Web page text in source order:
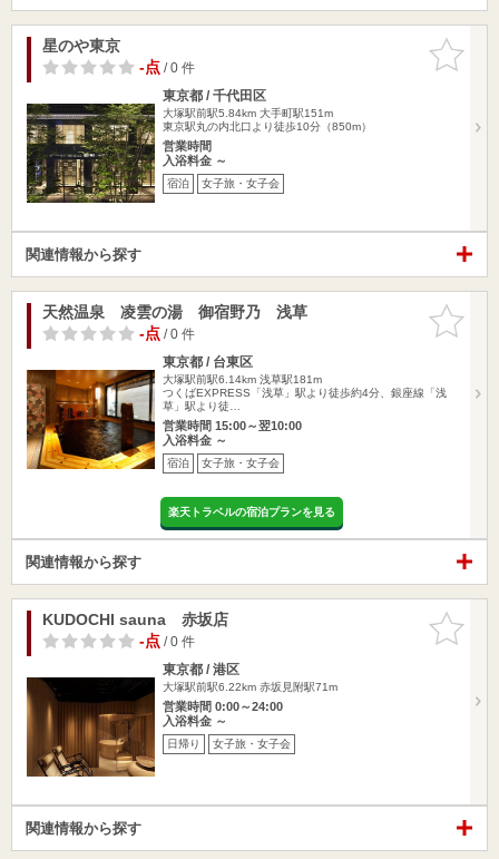
お気に入
りに追加
星のや東京
-点/ 0 件
東京都 / 千代田区
大塚駅前駅5.84km 大手町駅151m
東京駅丸の内北口より徒歩10分（850m）
営業時間
入浴料金 ～
宿泊 女子旅・女子会
関連情報から探す
お気に入
りに追加
天然温泉 凌雲の湯 御宿野乃 浅草
-点/ 0 件
東京都 / 台東区
大塚駅前駅6.14km 浅草駅181m
つくばEXPRESS「浅草」駅より徒歩約4分、銀座線「浅
草」駅より徒…
営業時間 15:00～翌10:00
入浴料金 ～
宿泊 女子旅・女子会
楽天トラベルの宿泊プランを見る
関連情報から探す
お気に入
りに追加
KUDOCHI sauna 赤坂店
-点/ 0 件
東京都 / 港区
大塚駅前駅6.22km 赤坂見附駅71m
営業時間 0:00～24:00
入浴料金 ～
日帰り 女子旅・女子会
関連情報から探す